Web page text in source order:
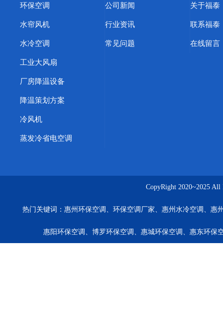
环保空调
水帘风机
水冷空调
工业大风扇
厂房降温设备
降温策划方案
冷风机
蒸发冷省电空调
公司新闻
行业资讯
常见问题
关于福泰
联系福泰
在线留言
CopyRight 2020~2025
热门关键词： 惠州环保空调、环保空调厂家、惠州水冷空调、惠
惠阳环保空调、博罗环保空调、惠城环保空调、惠东环保